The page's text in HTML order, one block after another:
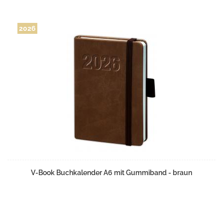
2026
V-Book Buchkalender A6 mit Gummiband - braun